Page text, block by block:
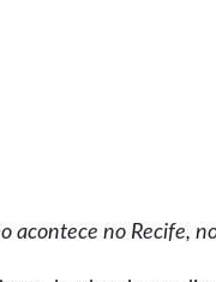
acontece no Recife,